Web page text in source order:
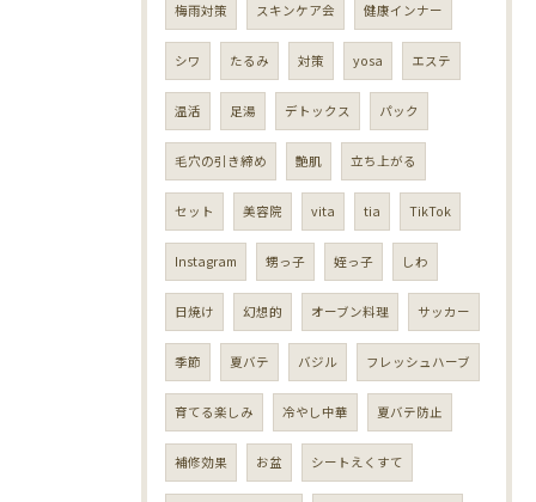
梅雨対策 スキンケア会 健康インナー
シワ たるみ 対策 yosa エステ
温活 足湯 デトックス パック
毛穴の引き締め 艶肌 立ち上がる
セット 美容院 vita tia TikTok
Instagram 甥っ子 姪っ子 しわ
日焼け 幻想的 オーブン料理 サッカー
季節 夏バテ バジル フレッシュハーブ
育てる楽しみ 冷やし中華 夏バテ防止
補修効果 お盆 シートえくすて